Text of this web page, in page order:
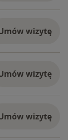
wizytę
wizytę
wizytę